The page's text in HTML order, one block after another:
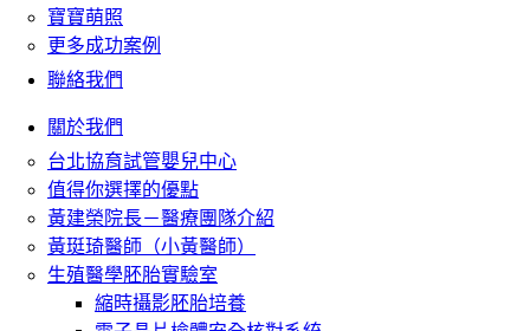
寶寶萌照
更多成功案例
聯絡我們
關於我們
台北協育試管嬰兒中心
值得你選擇的優點
黃建榮院長－醫療團隊介紹
黃珽琦醫師（小黃醫師）
生殖醫學胚胎實驗室
縮時攝影胚胎培養